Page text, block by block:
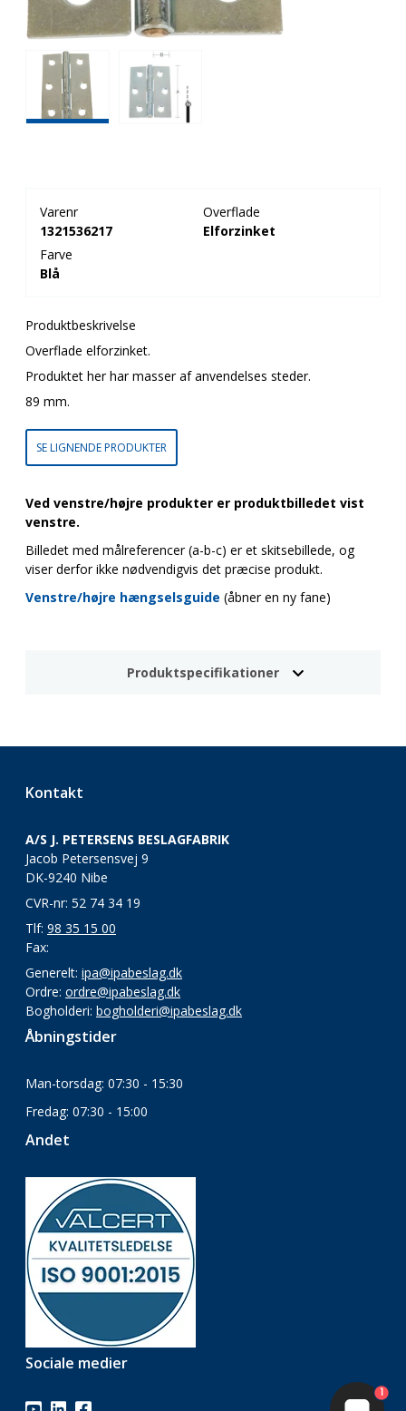
Varenr
1321536217
Overflade
Elforzinket
Farve
Blå
Produktbeskrivelse
Overflade elforzinket.
Produktet her har masser af anvendelses steder.
89 mm.
SE LIGNENDE PRODUKTER
Ved venstre/højre produkter er produktbilledet vist
venstre.
Billedet med målreferencer (a-b-c) er et skitsebillede, og
viser derfor ikke nødvendigvis det præcise produkt.
Venstre/højre hængselsguide (åbner en ny fane)
Produktspecifikationer
Kontakt
A/S J. PETERSENS BESLAGFABRIK
Jacob Petersensvej 9
DK-9240 Nibe
CVR-nr: 52 74 34 19
Tlf: 98 35 15 00
Fax:
Generelt: ipa@ipabeslag.dk
Ordre: ordre@ipabeslag.dk
Bogholderi: bogholderi@ipabeslag.dk
Åbningstider
Man-torsdag: 07:30 - 15:30
Fredag: 07:30 - 15:00
Andet
Sociale medier
1